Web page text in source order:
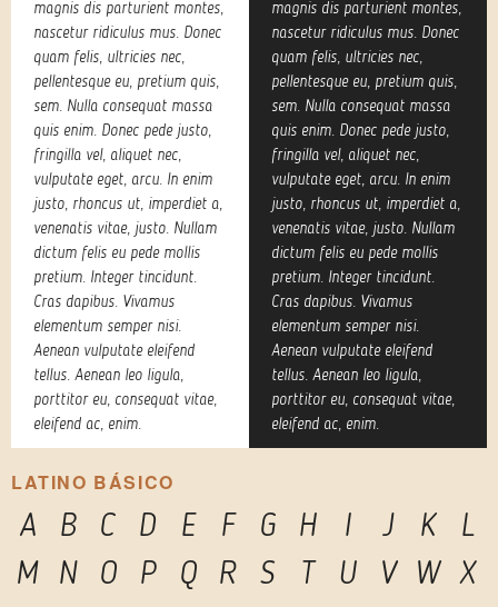
magnis dis parturient montes,
nascetur ridiculus mus. Donec
quam felis, ultricies nec,
pellentesque eu, pretium quis,
sem. Nulla consequat massa
quis enim. Donec pede justo,
fringilla vel, aliquet nec,
vulputate eget, arcu. In enim
justo, rhoncus ut, imperdiet a,
venenatis vitae, justo. Nullam
dictum felis eu pede mollis
pretium. Integer tincidunt.
Cras dapibus. Vivamus
elementum semper nisi.
Aenean vulputate eleifend
tellus. Aenean leo ligula,
porttitor eu, consequat vitae,
eleifend ac, enim.
magnis dis parturient montes,
nascetur ridiculus mus. Donec
quam felis, ultricies nec,
pellentesque eu, pretium quis,
sem. Nulla consequat massa
quis enim. Donec pede justo,
fringilla vel, aliquet nec,
vulputate eget, arcu. In enim
justo, rhoncus ut, imperdiet a,
venenatis vitae, justo. Nullam
dictum felis eu pede mollis
pretium. Integer tincidunt.
Cras dapibus. Vivamus
elementum semper nisi.
Aenean vulputate eleifend
tellus. Aenean leo ligula,
porttitor eu, consequat vitae,
eleifend ac, enim.
LATINO BÁSICO
A B C D E F G H I J K
L
M
N O P Q R S T U V W
X